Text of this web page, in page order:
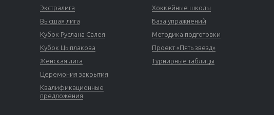
Экстралига
Высшая лига
Кубок Руслана Салея
Кубок Цыплакова
Женская лига
Церемония закрытия
Квалификационные
предложения
Хоккейные школы
База упражнений
Методика подготовки
Проект «Пять звезд»
Турнирные таблицы